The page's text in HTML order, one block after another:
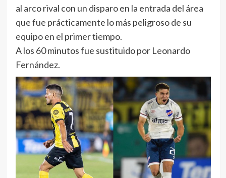
al arco rival con un disparo en la entrada del área
que fue prácticamente lo más peligroso de su
equipo en el primer tiempo.
A los 60 minutos fue sustituido por Leonardo
Fernández.